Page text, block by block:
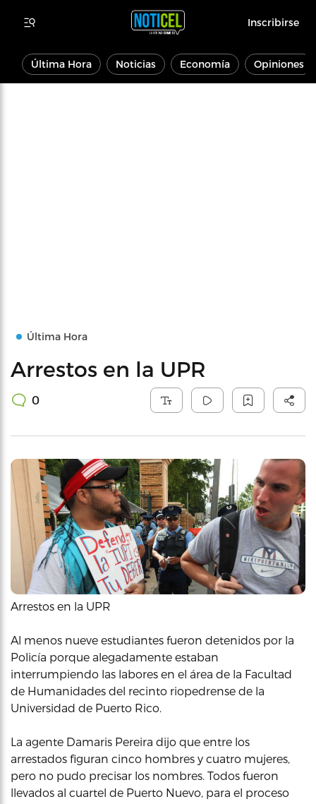
Inscribirse
Última Hora Noticias Economía Opiniones
Última Hora
Arrestos en la UPR
0
Arrestos en la UPR
Al menos nueve estudiantes fueron detenidos por la
Policía porque alegadamente estaban
interrumpiendo las labores en el área de la Facultad
de Humanidades del recinto riopedrense de la
Universidad de Puerto Rico.
La agente Damaris Pereira dijo que entre los
arrestados figuran cinco hombres y cuatro mujeres,
pero no pudo precisar los nombres. Todos fueron
llevados al cuartel de Puerto Nuevo, para el proceso